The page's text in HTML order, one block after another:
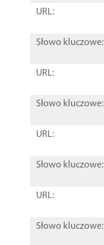
URL:
Słowo kluczowe:
URL:
Słowo kluczowe:
URL:
Słowo kluczowe:
URL:
Słowo kluczowe: